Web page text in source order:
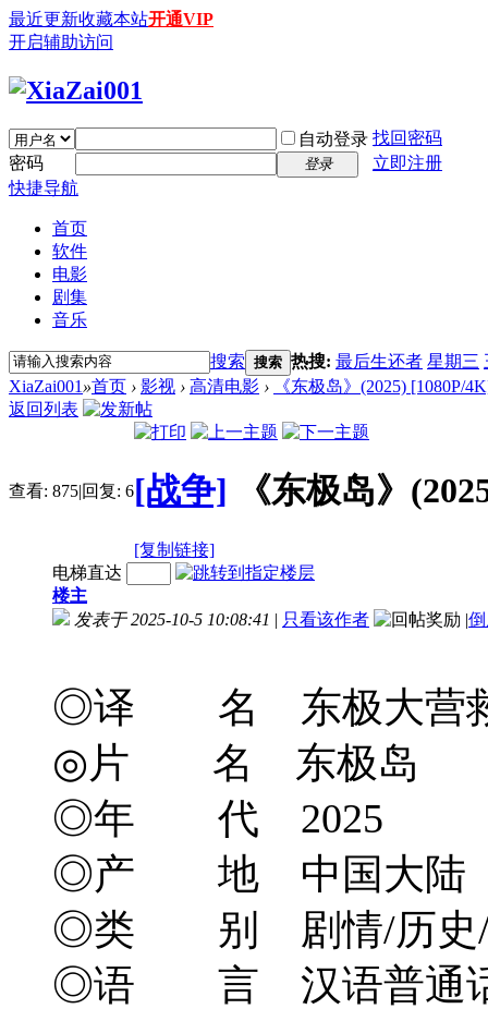
最近更新收藏本站开通VIP
开启辅助访问
自动登录 找回密码
密码
登录
立即注册
快捷导航
首页
软件
电影
剧集
音乐
搜索 搜索 热搜: 最后生还者 星期三
XiaZai001 »首页 › 影视 › 高清电影 ›
《东极岛》(2025) [1080P/
返回列表
查看: 875|回复: 6[战争] 《东极岛》
[复制链接]
电梯直达
楼主
发表于 2025-10-5 10:08:41 | 只看该作者 |
◎译 名 东极大营救/
◎片 名 东极岛
◎年 代 2025
◎产 地 中国大陆
◎类 别 剧情/历史/
◎语 言 汉语普通话